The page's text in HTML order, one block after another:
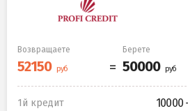
Возвращаете Берете
1й кредит 10000